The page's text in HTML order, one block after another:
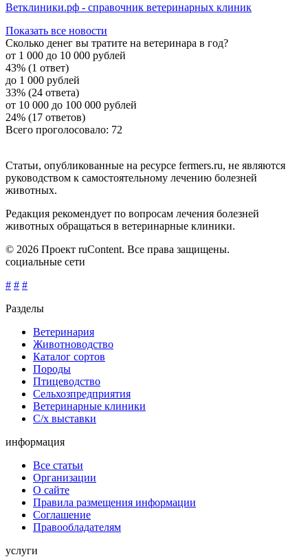
Ветклиники.рф - справочник ветеринарных клиник
Показать все новости
Сколько денег вы тратите на ветеринара в год?
от 1 000 до 10 000 рублей
43% (1 ответ)
до 1 000 рублей
33% (24 ответа)
от 10 000 до 100 000 рублей
24% (17 ответов)
Всего проголосовало: 72
Статьи, опубликованные на ресурсе fermers.ru, не являются
руководством к самостоятельному лечению болезней
животных.
Редакция рекомендует по вопросам лечения болезней
животных обращаться в ветеринарные клиники.
© 2026 Проект ruContent. Все права защищены.
социальные сети
# # #
Разделы
Ветеринария
Животноводство
Каталог сортов
Породы
Птицеводство
Сельхозпредприятия
Ветеринарные клиники
С/х выставки
информация
Все статьи
Организации
О сайте
Правила размещения информации
Соглашение
Правообладателям
услуги